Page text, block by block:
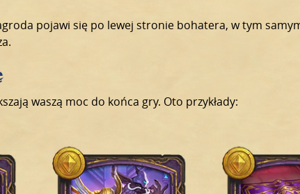
pojawi się po lewej stronie bohatera, w tym
waszą moc do końca gry. Oto przykłady: